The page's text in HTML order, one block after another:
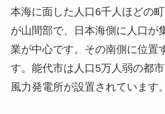
本海に面した人口6千人ほどの
が山間部で、日本海側に人口が
業が中心です。その南側に位置
す。能代市は人口5万人弱の都
風力発電所が設置されています。